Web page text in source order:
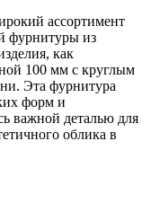
ассортимент
фурнитуры из
как
100 мм с круглым
Эта фурнитура
форм и
важной деталью для
облика в